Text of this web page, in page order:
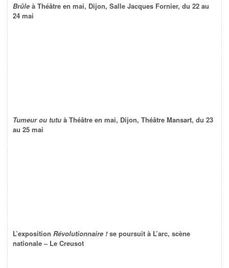
Brûle à Théâtre en mai, Dijon, Salle Jacques Fornier, du 22 au
24 mai
Tumeur ou tutu à Théâtre en mai, Dijon, Théâtre Mansart, du 23
au 25 mai
L’exposition Révolutionnaire !se poursuit à L’arc, scène
nationale – Le Creusot